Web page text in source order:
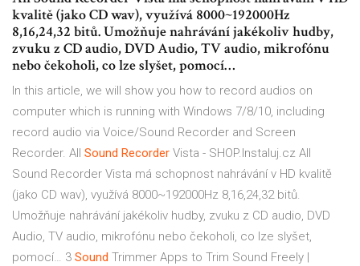
kvalitě (jako CD wav), využívá 8000~192000Hz
8,16,24,32 bitů. Umožňuje nahrávání jakékoliv hudby,
zvuku z CD audio, DVD Audio, TV audio, mikrofónu
nebo čekoholi, co lze slyšet, pomocí…
In this article, we will show you how to record audios on
computer which is running with Windows 7/8/10, including
record audio via Voice/Sound Recorder and Screen
Recorder. All Sound Recorder Vista - SHOP.Instaluj.cz All
Sound Recorder Vista má schopnost nahrávání v HD kvalitě
(jako CD wav), využívá 8000~192000Hz 8,16,24,32 bitů.
Umožňuje nahrávání jakékoliv hudby, zvuku z CD audio, DVD
Audio, TV audio, mikrofónu nebo čekoholi, co lze slyšet,
pomocí… 3 Sound Trimmer Apps to Trim Sound Freely |